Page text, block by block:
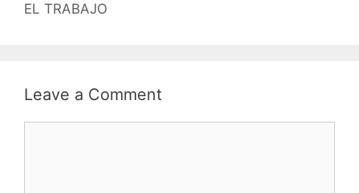
EL TRABAJO
Leave a Comment